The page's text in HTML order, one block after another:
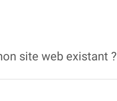
site web existant ?